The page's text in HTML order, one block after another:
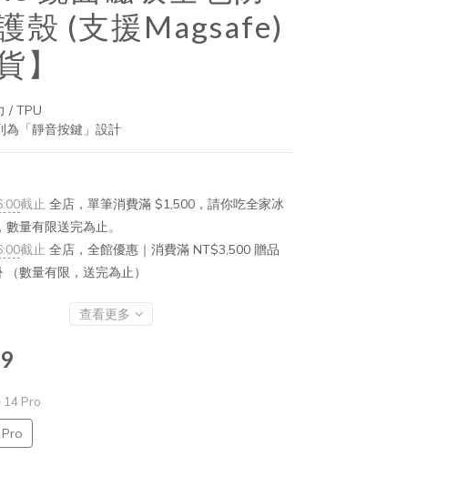
殼 (支援Magsafe)
】
/ TPU
為「靜音按鍵」設計
截止 全店，單筆消費滿 $1,500，請你吃全家冰
量有限送完為止。
截止 全店，全館優惠｜消費滿 NT$3,500 贈品
（數量有限，送完為止）
查看更多
14 Pro